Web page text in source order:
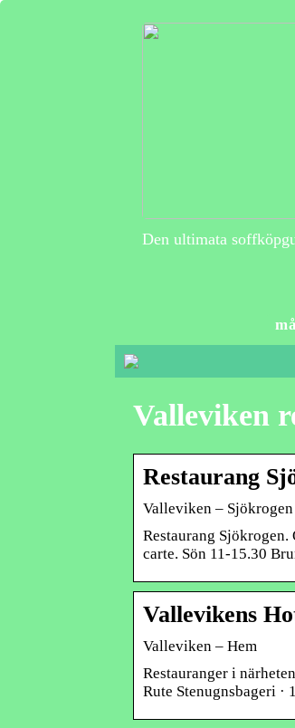
Den ultimata
Valleviken
Restaurang
Valleviken – Sjökrogen
Restaurang
carte. Sön 11-15.30
Vallevikens
Valleviken – Hem
Restauranger i
Rute Stenugnsbageri